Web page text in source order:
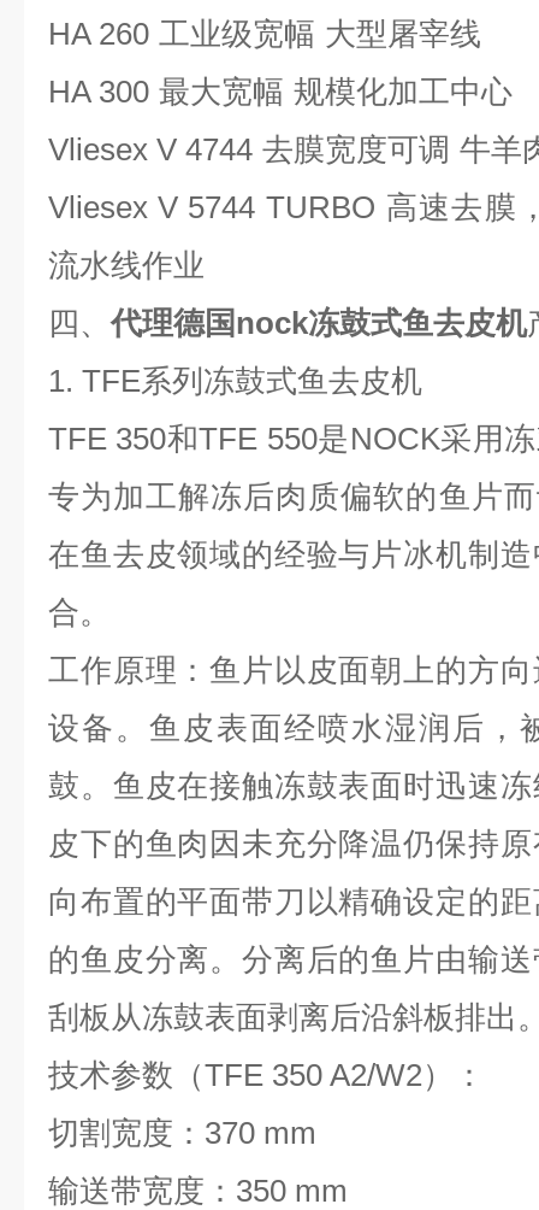
HA 260 工业级宽幅 大型屠宰线
HA 300 最大宽幅 规模化加工中心
Vliesex V 4744 去膜宽度可调 牛羊
Vliesex V 5744 TURBO 高速去膜
流水线作业
四、代理德国nock冻鼓式鱼去皮机
1. TFE系列冻鼓式鱼去皮机
TFE 350和TFE 550是NOCK采用
专为加工解冻后肉质偏软的鱼片
在鱼去皮领域的经验与片冰机制
合。
工作原理：鱼片以皮面朝上的方
设备。鱼皮表面经喷水湿润后，
鼓。鱼皮在接触冻鼓表面时迅速
皮下的鱼肉因未充分降温仍保持
向布置的平面带刀以精确设定的
的鱼皮分离。分离后的鱼片由输
刮板从冻鼓表面剥离后沿斜板排出
技术参数（TFE 350 A2/W2）：
切割宽度： 370 mm
输送带宽度： 350 mm